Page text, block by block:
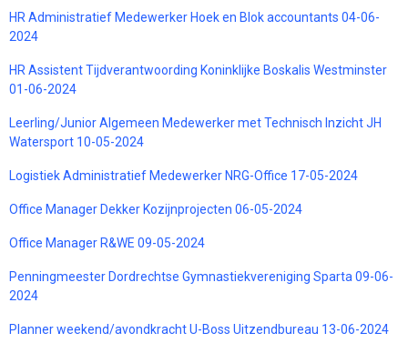
HR Administratief Medewerker Hoek en Blok accountants 04-06-
2024
HR Assistent Tijdverantwoording Koninklijke Boskalis Westminster
01-06-2024
Leerling/Junior Algemeen Medewerker met Technisch Inzicht JH
Watersport 10-05-2024
Logistiek Administratief Medewerker NRG-Office 17-05-2024
Office Manager Dekker Kozijnprojecten 06-05-2024
Office Manager R&WE 09-05-2024
Penningmeester Dordrechtse Gymnastiekvereniging Sparta 09-06-
2024
Planner weekend/avondkracht U-Boss Uitzendbureau 13-06-2024